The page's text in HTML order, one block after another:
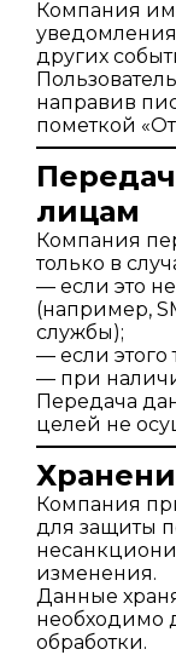
Компания
уведомления
других
направив
пометкой
лицам
Компания
только в
— если это
(например,
службы);
— если этого
— при
Передача
целей не
Компания
для защиты
изменения.
Данные
необходимо
обработки.